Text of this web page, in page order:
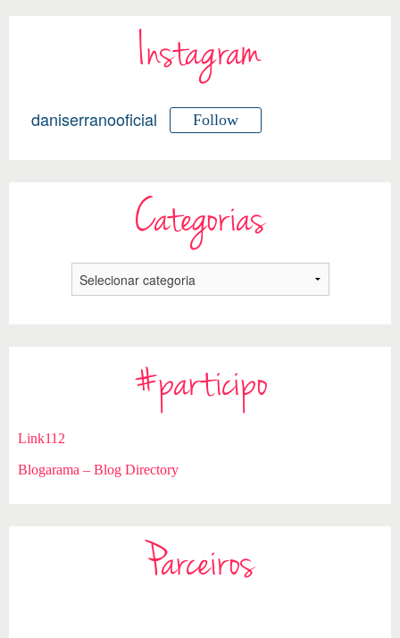
Instagram
daniserranooficial Follow
Categorias
#participo
Link112
Blogarama – Blog Directory
Parceiros